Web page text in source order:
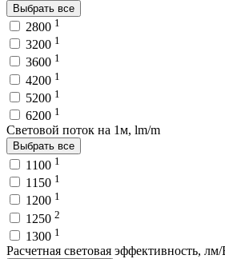
Выбрать все
2800 1
3200 1
3600 1
4200 1
5200 1
6200 1
Световой поток на 1м, lm/m
Выбрать все
1100 1
1150 1
1200 1
1250 2
1300 1
Расчетная световая эффективность,